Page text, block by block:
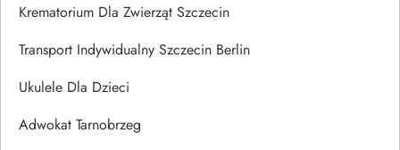
Krematorium Dla Zwierząt Szczecin
Transport Indywidualny Szczecin Berlin
Ukulele Dla Dzieci
Adwokat Tarnobrzeg